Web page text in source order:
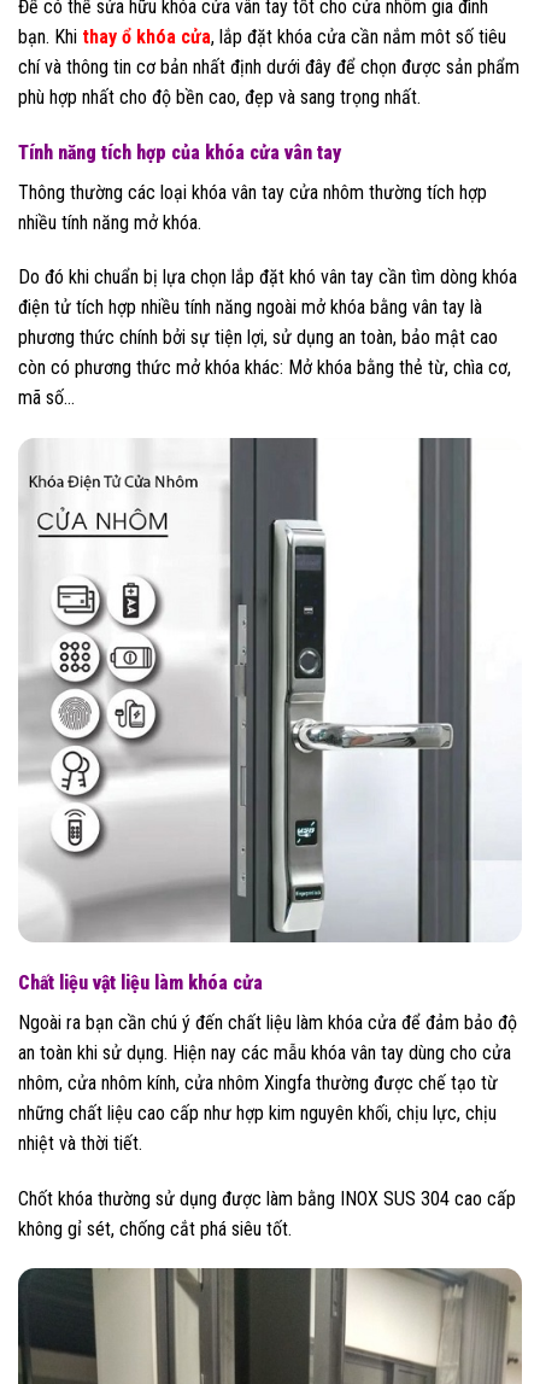
Để có thể sửa hữu khóa cửa vân tay tốt cho cửa nhôm gia đình
bạn. Khi thay ổ khóa cửa, lắp đặt khóa cửa cần nắm môt số tiêu
chí và thông tin cơ bản nhất định dưới đây để chọn được sản phẩm
phù hợp nhất cho độ bền cao, đẹp và sang trọng nhất.
Tính năng tích hợp của khóa cửa vân tay
Thông thường các loại khóa vân tay cửa nhôm thường tích hợp
nhiều tính năng mở khóa.
Do đó khi chuẩn bị lựa chọn lắp đặt khó vân tay cần tìm dòng khóa
điện tử tích hợp nhiều tính năng ngoài mở khóa bằng vân tay là
phương thức chính bởi sự tiện lợi, sử dụng an toàn, bảo mật cao
còn có phương thức mở khóa khác: Mở khóa bằng thẻ từ, chìa cơ,
mã số…
Chất liệu vật liệu làm khóa cửa
Ngoài ra bạn cần chú ý đến chất liệu làm khóa cửa để đảm bảo độ
an toàn khi sử dụng. Hiện nay các mẫu khóa vân tay dùng cho cửa
nhôm, cửa nhôm kính, cửa nhôm Xingfa thường được chế tạo từ
những chất liệu cao cấp như hợp kim nguyên khối, chịu lực, chịu
nhiệt và thời tiết.
Chốt khóa thường sử dụng được làm bằng INOX SUS 304 cao cấp
không gỉ sét, chống cắt phá siêu tốt.